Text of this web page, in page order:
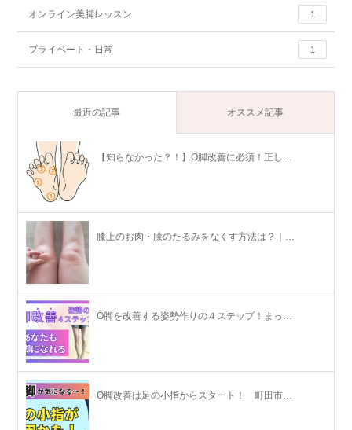
オンライン美脚レッスン 1
プライベート・日常 1
最近の記事 オススメ記事
【知らなかった？！】O脚改善に必須！正し…
膝上のお肉・膝のたるみをなくす方法は？｜…
O脚を改善する姿勢作りの４ステップ！まっ…
O脚改善は足の小指からスタート！ 町田市…